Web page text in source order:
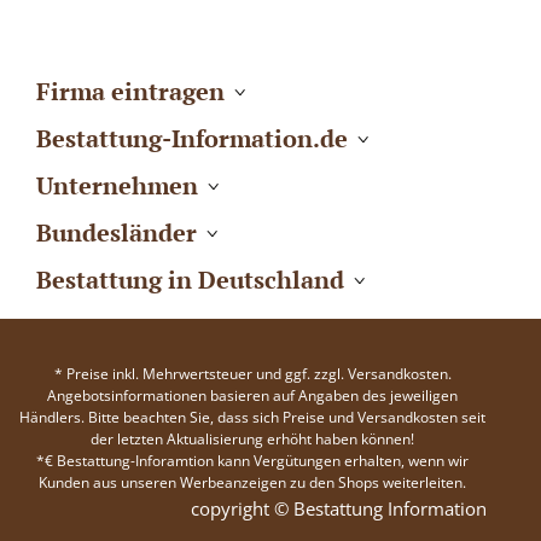
Firma eintragen
Bestattung-Information.de
Unternehmen
Bundesländer
Bestattung in Deutschland
* Preise inkl. Mehrwertsteuer und ggf. zzgl. Versandkosten.
Angebotsinformationen basieren auf Angaben des jeweiligen
Händlers. Bitte beachten Sie, dass sich Preise und Versandkosten seit
der letzten Aktualisierung erhöht haben können!
*€ Bestattung-Inforamtion kann Vergütungen erhalten, wenn wir
Kunden aus unseren Werbeanzeigen zu den Shops weiterleiten.
copyright © Bestattung Information